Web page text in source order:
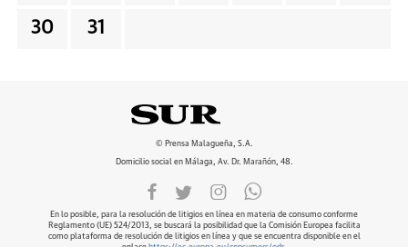
30 31
© Prensa Malagueña, S.A.
Domicilio social en Málaga, Av. Dr. Marañón, 48.
En lo posible, para la resolución de litigios en línea en materia de consumo conforme
Reglamento (UE) 524/2013, se buscará la posibilidad que la Comisión Europea facilita
como plataforma de resolución de litigios en línea y que se encuentra disponible en el